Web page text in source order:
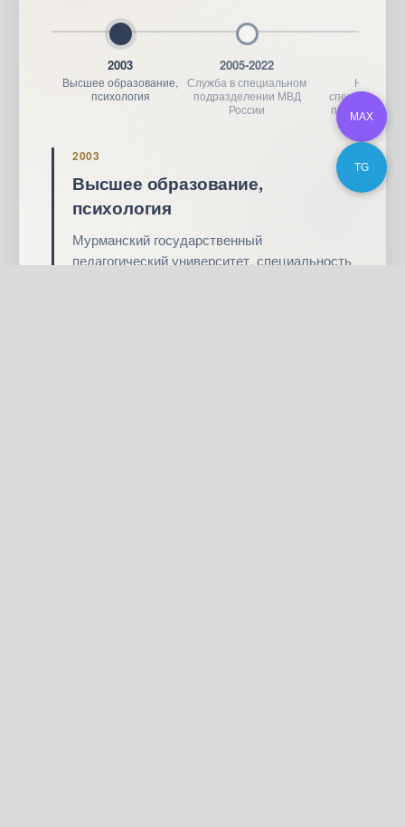
2003
Высшее образование,
психология
2005-2022
Служба в специальном
подразделении МВД
России
Начало
2003
Высшее образование,
психология
Мурманский государственный
педагогический университет, специальность
MAX
TG